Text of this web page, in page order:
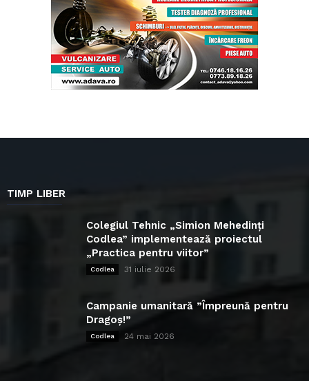
TIMP LIBER
Colegiul Tehnic „Simion Mehedinți
Codlea” implementează proiectul
„Practica pentru viitor”
Codlea 31 iulie 2026
Campanie umanitară ”Împreună pentru
Dragoș!”
Codlea 24 mai 2026